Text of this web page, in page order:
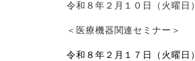
令和８年２月１０日（火曜
＜医療機器関連セミナー＞
令和８年２月１７日（火曜